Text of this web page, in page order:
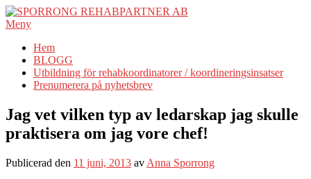
Hoppa
till
Meny
Hem
BLOGG
Utbildning för rehabkoordinatorer / koordineringsinsatser
Prenumerera på nyhetsbrev
Jag vet vilken typ av ledarskap jag skulle
praktisera om jag vore chef!
Publicerad den 11 juni, 2013 av Anna Sporrong